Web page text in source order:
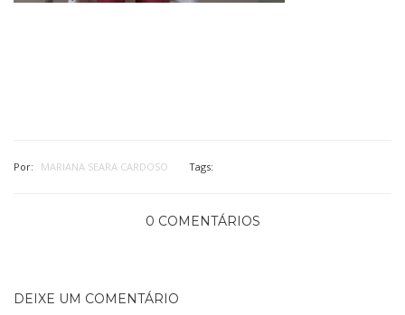
Por: MARIANA SEARA CARDOSO Tags:
0 COMENTÁRIOS
DEIXE UM COMENTÁRIO